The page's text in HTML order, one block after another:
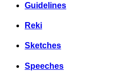
Guidelines
Reki
Sketches
Speeches